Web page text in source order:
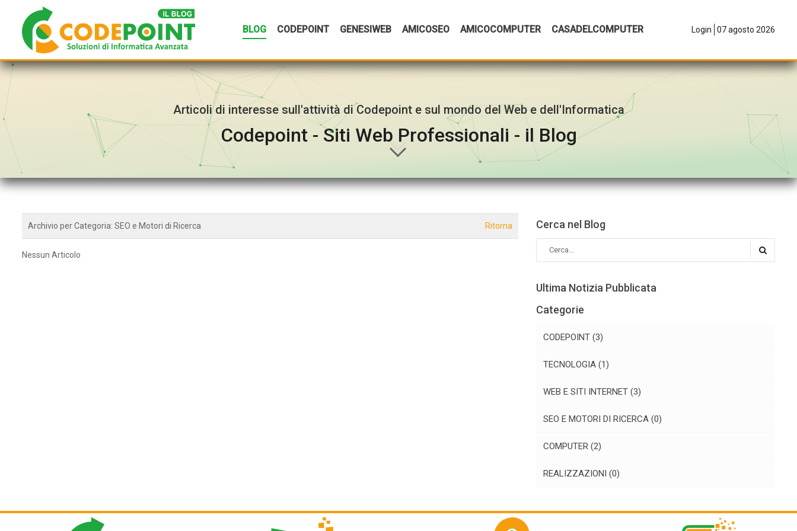
BLOG CODEPOINT GENESIWEB AMICOSEO AMICOCOMPUTER CASADELCOMPUTER Login 07 agosto 2026
Articoli di interesse sull'attività di Codepoint e sul mondo del Web e dell'Informatica
Codepoint - Siti Web Professionali - il Blog
Archivio per Categoria: SEO e Motori di Ricerca Ritorna
Nessun Articolo
Cerca nel Blog
Ultima Notizia Pubblicata
Categorie
CODEPOINT (3)
TECNOLOGIA (1)
WEB E SITI INTERNET (3)
SEO E MOTORI DI RICERCA (0)
COMPUTER (2)
REALIZZAZIONI (0)